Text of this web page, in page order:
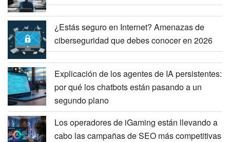
¿Estás seguro en Internet? Amenazas de
ciberseguridad que debes conocer en 2026
Explicación de los agentes de IA persistentes:
por qué los chatbots están pasando a un
segundo plano
Los operadores de iGaming están llevando a
cabo las campañas de SEO más competitivas